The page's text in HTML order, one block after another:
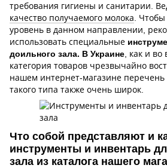
требования гигиены и санитарии.
качество получаемого молока .
уровень в данном направлении,
использовать специальные
доильного зала. В Украине , как и
категория товаров чрезвычайно
нашем интернет-магазине перечень
такого типа также очень широк.
Что собой представляют и
инструменты и инвентарь
зала из каталога нашего